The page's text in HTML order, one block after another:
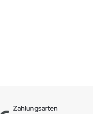
Zahlungsarten